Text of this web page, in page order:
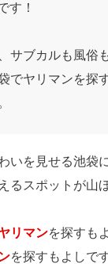
す！
サブカルも風俗
でヤリマンを探
いを見せる池袋
るスポットが山
リマンを探すも
を探すもよしです